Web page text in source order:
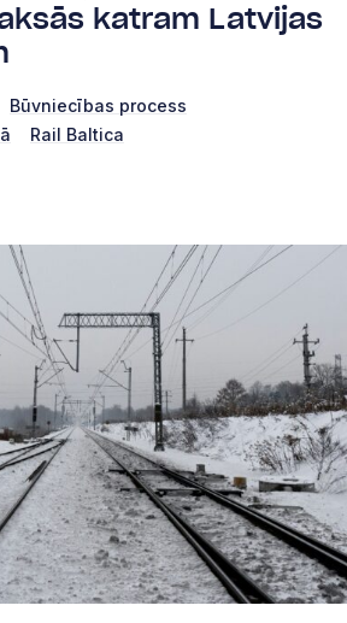
katram Latvijas
Būvniecības process
Rail Baltica